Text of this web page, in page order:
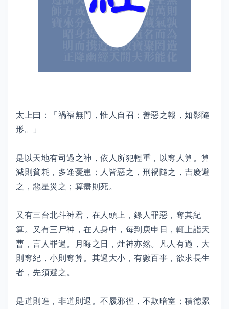
太上曰：「禍福無門，惟人自召；善惡之報，如影隨
形。」
是以天地有司過之神，依人所犯輕重，以奪人算。算
減則貧耗，多逢憂患；人皆惡之，刑禍隨之，吉慶避
之，惡星災之；算盡則死。
又有三台北斗神君，在人頭上，錄人罪惡，奪其紀
算。又有三尸神，在人身中，每到庚申日，輒上詣天
曹，言人罪過。月晦之日，灶神亦然。凡人有過，大
則奪紀，小則奪算。其過大小，有數百事，欲求長生
者，先須避之。
是道則進，非道則退。不履邪徑，不欺暗室；積德累